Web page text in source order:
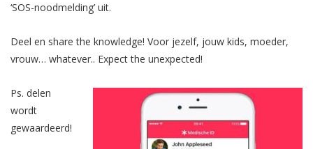
‘SOS-noodmelding’ uit.
Deel en share the knowledge! Voor jezelf, jouw kids, moeder,
vrouw… whatever.. Expect the unexpected!
Ps. delen
wordt
gewaardeerd!